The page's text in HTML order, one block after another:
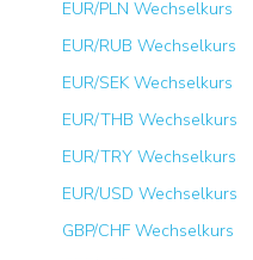
EUR/PLN Wechselkurs
EUR/RUB Wechselkurs
EUR/SEK Wechselkurs
EUR/THB Wechselkurs
EUR/TRY Wechselkurs
EUR/USD Wechselkurs
GBP/CHF Wechselkurs